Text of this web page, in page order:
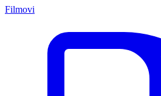
Filmovi